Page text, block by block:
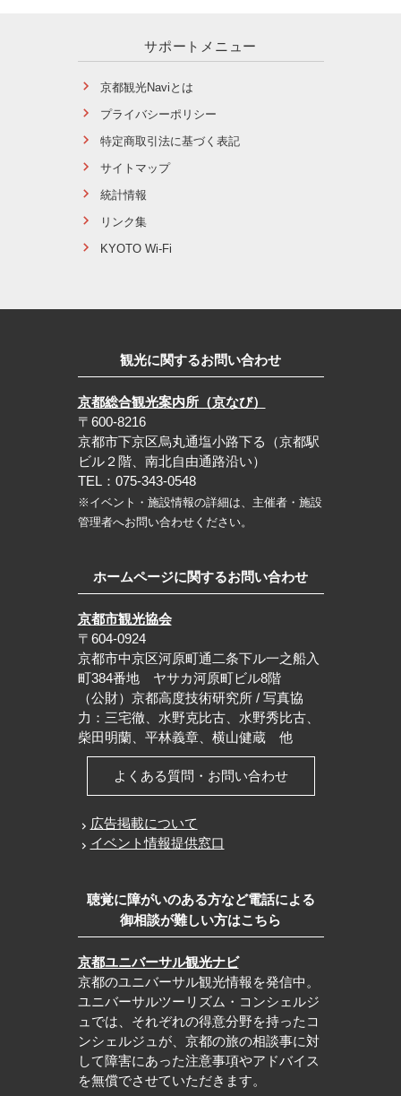
サポートメニュー
京都観光Naviとは
プライバシーポリシー
特定商取引法に基づく表記
サイトマップ
統計情報
リンク集
KYOTO Wi-Fi
観光に関するお問い合わせ
京都総合観光案内所（京なび）
〒600-8216
京都市下京区烏丸通塩小路下る（京都駅
ビル２階、南北自由通路沿い）
TEL：075-343-0548
※イベント・施設情報の詳細は、主催者・施設
管理者へお問い合わせください。
ホームページに関するお問い合わせ
京都市観光協会
〒604-0924
京都市中京区河原町通二条下ル一之船入
町384番地 ヤサカ河原町ビル8階
（公財）京都高度技術研究所 / 写真協
力：三宅徹、水野克比古、水野秀比古、
柴田明蘭、平林義章、横山健蔵 他
よくある質問・お問い合わせ
広告掲載について
イベント情報提供窓口
聴覚に障がいのある方など電話による
御相談が難しい方はこちら
京都ユニバーサル観光ナビ
京都のユニバーサル観光情報を発信中。
ユニバーサルツーリズム・コンシェルジ
ュでは、それぞれの得意分野を持ったコ
ンシェルジュが、京都の旅の相談事に対
して障害にあった注意事項やアドバイス
を無償でさせていただきます。